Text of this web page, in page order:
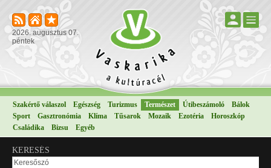
2026. augusztus 07.
péntek
Szakértő válaszol Egészség Turizmus Természet Útibeszámoló
Bálok
Sport
Gasztronómia Klíma Tűsarok Mozaik Ezotéria
Horoszkóp
Családika
Bizsu Egyéb
KERESÉS